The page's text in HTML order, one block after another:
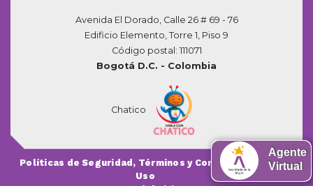
Avenida El Dorado, Calle 26 # 69 - 76
Edificio Elemento, Torre 1, Piso 9
Código postal: 111071
Bogotá D.C. - Colombia
Chatico
Políticas de Seguridad, Términos y Condiciones de
Uso
Agente
Virtual